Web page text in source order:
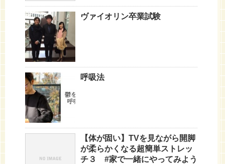
ヴァイオリン卒業試験
呼吸法
【体が固い】TVを見ながら開脚
が柔らかくなる超簡単ストレッ
チ３ #家で一緒にやってみよう